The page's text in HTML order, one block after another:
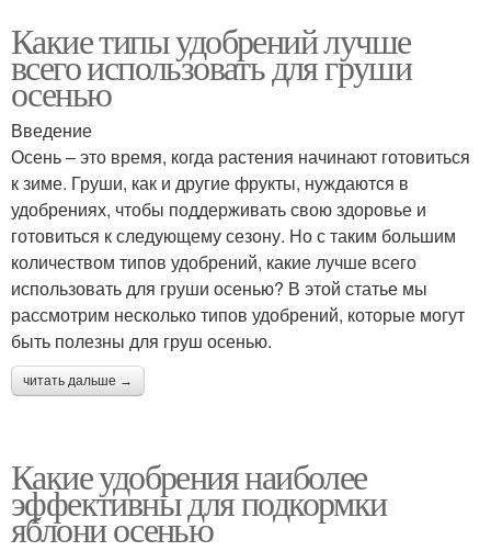
Какие типы удобрений лучше
всего использовать для груши
осенью
Введение
Осень – это время, когда растения начинают готовиться
к зиме. Груши, как и другие фрукты, нуждаются в
удобрениях, чтобы поддерживать свою здоровье и
готовиться к следующему сезону. Но с таким большим
количеством типов удобрений, какие лучше всего
использовать для груши осенью? В этой статье мы
рассмотрим несколько типов удобрений, которые могут
быть полезны для груш осенью.
читать дальше →
Какие удобрения наиболее
эффективны для подкормки
яблони осенью